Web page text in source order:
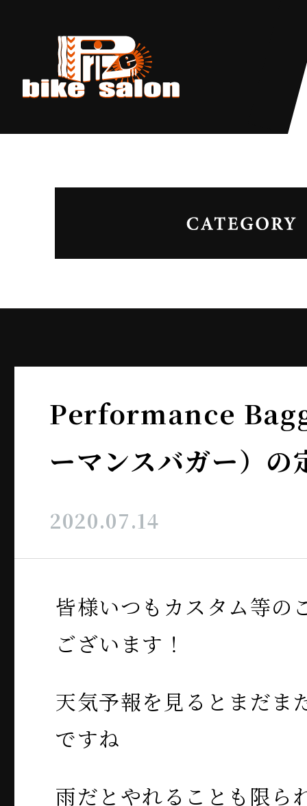
Performance
ーマンスバガー）の
2020.07.14
皆様いつもカスタム等の
ございます！
天気予報を見るとまだま
ですね
雨だとやれることも限ら